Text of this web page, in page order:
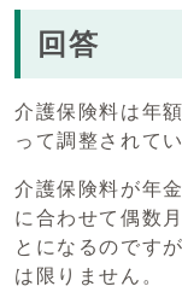
回答
介護保険料は年
って調整されてい
介護保険料が年
に合わせて偶数
とになるのです
は限りません。